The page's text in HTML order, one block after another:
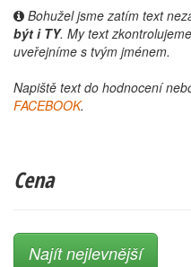
Bohužel jsme zatím text
být i TY. My text
uveřejníme s tvým jménem.
Napiště text do hodnocení
FACEBOOK.
Cena
Najít nejlevnější